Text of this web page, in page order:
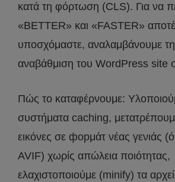
κατά τη φόρτωση (CLS). Για να
«BETTER» και «FASTER»
υποσχόμαστε, αναλαμβάνουμε τη
αναβάθμιση του WordPress site
Πώς το καταφέρνουμε:
συστήματα caching,
εικόνες σε форμάτ νέας γενιάς
AVIF) χωρίς απώλεια ποιότητας,
ελαχιστοποιούμε (minify) τα